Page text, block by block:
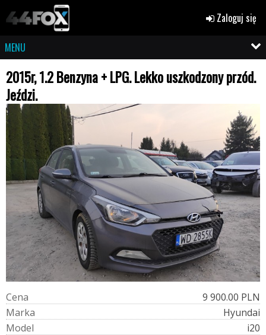
Zaloguj się
MENU
2015r, 1.2 Benzyna + LPG. Lekko uszkodzony przód.
Jeździ.
Cena
9 900.00 PLN
Marka
Hyundai
Model
i20